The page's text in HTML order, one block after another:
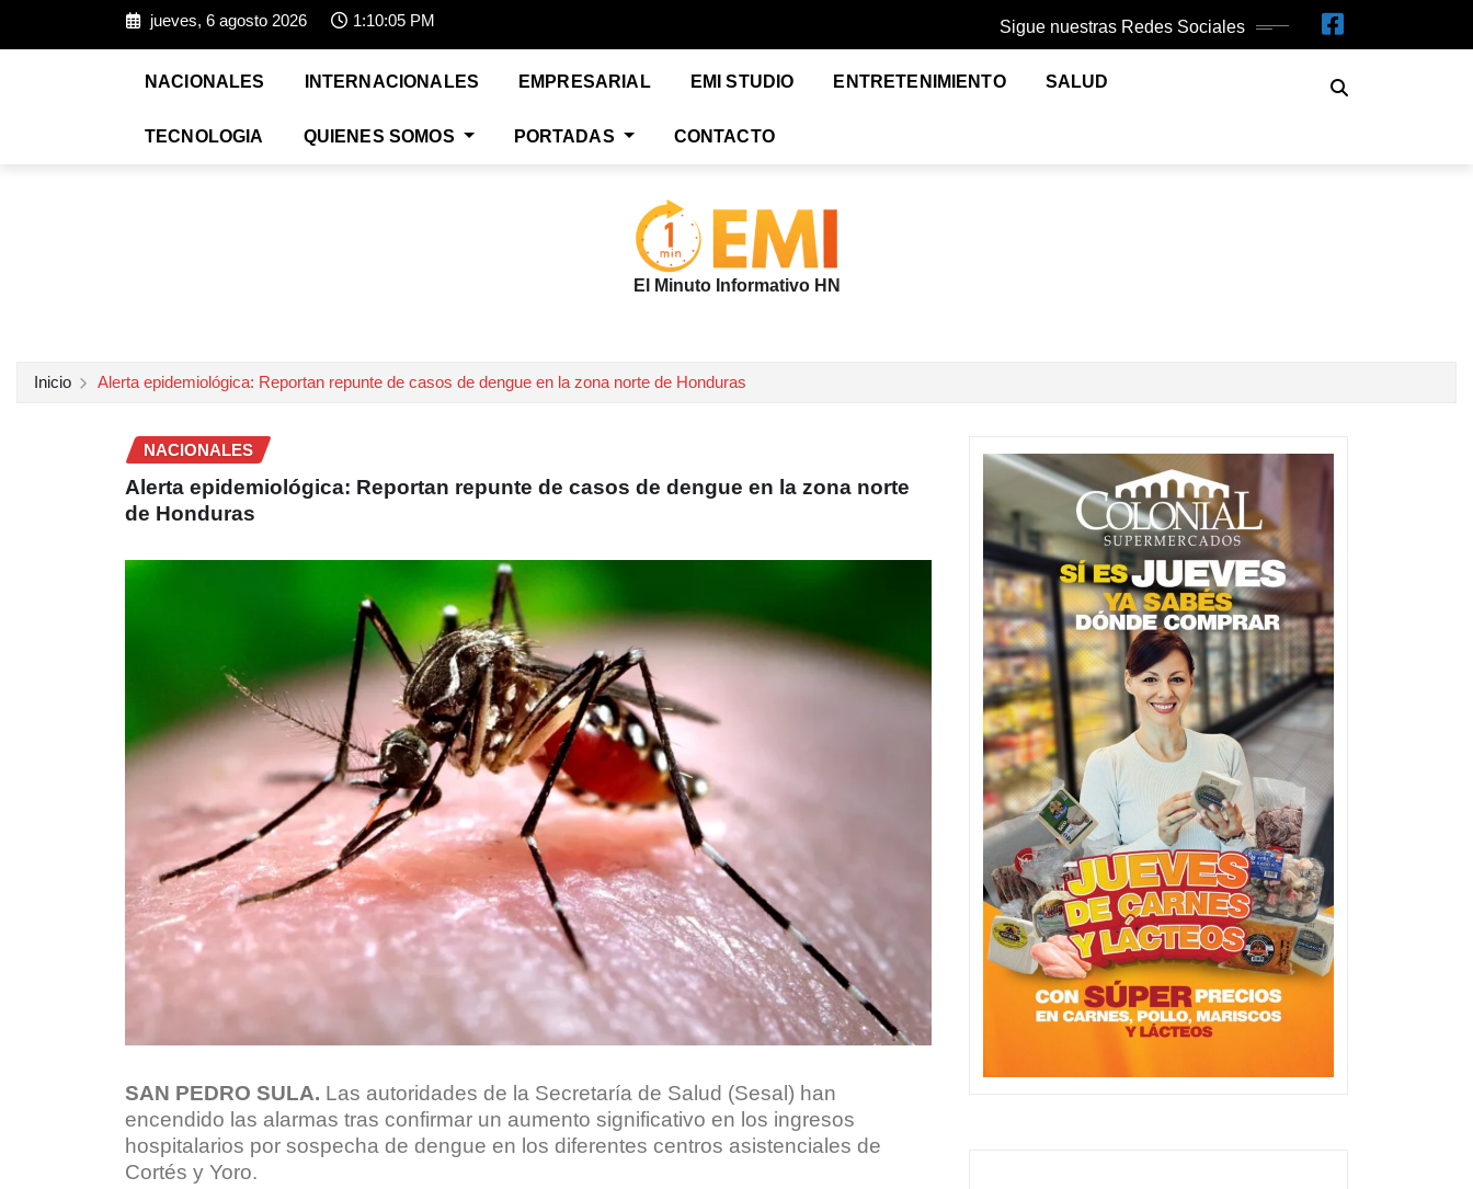
jueves, 6 agosto 2026 1:10:07 PM Sigue nuestras Redes Sociales
NACIONALES INTERNACIONALES EMPRESARIAL EMI STUDIO ENTRETENIMIENTO SALUD
TECNOLOGIA QUIENES SOMOS PORTADAS CONTACTO
El Minuto Informativo HN
Inicio Alerta epidemiológica: Reportan repunte de casos de dengue en la zona norte de Honduras
NACIONALES
Alerta epidemiológica: Reportan repunte de casos de dengue en la zona norte
de Honduras
SAN PEDRO SULA. Las autoridades de la Secretaría de Salud (Sesal) han
encendido las alarmas tras confirmar un aumento significativo en los ingresos
hospitalarios por sospecha de dengue en los diferentes centros asistenciales de
Cortés y Yoro.